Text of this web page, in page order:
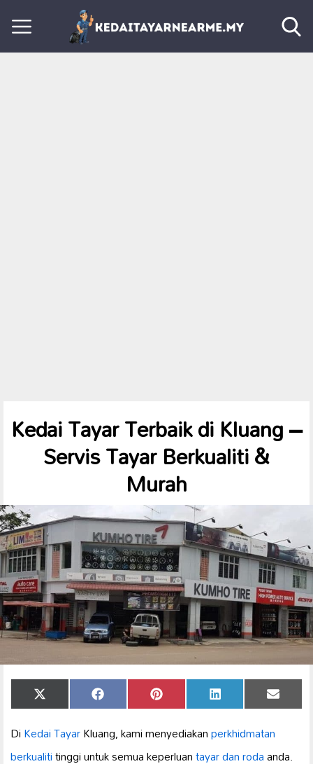
Kedai Tayar Terbaik di Kluang –
Servis Tayar Berkualiti &
Murah
Share
on
X
(Twitter)
Share
on
Facebook Share
on
Pinterest Share
on
LinkedIn Share
on
Email
DiKedai TayarKluang, kami menyediakanperkhidmatan
berkualititinggi untuk semua keperluantayar dan rodaanda.